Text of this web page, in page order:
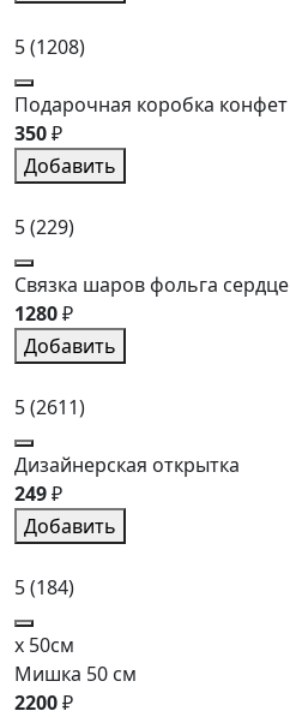
5(1208)
Подарочная коробка конфет
350₽
Добавить
5(229)
Связка шаров фольга сердце
1280₽
Добавить
5(2611)
Дизайнерская открытка
249₽
Добавить
5(184)
x 50см
Мишка 50 см
2200₽